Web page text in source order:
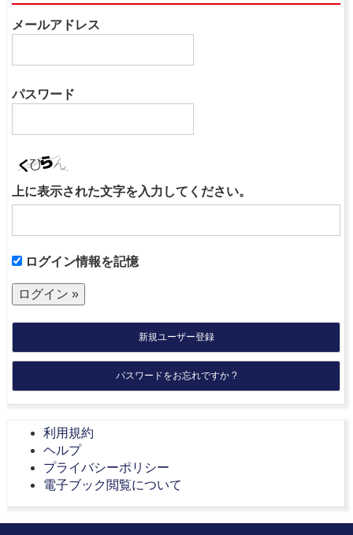
メールアドレス
パスワード
上に表示された文字を入力してください。
ログイン情報を記憶
新規ユーザー登録
パスワードをお忘れですか ?
利用規約
ヘルプ
プライバシーポリシー
電子ブック閲覧について